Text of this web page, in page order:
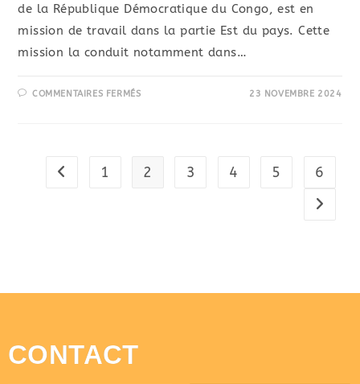
de la République Démocratique du Congo, est en
mission de travail dans la partie Est du pays. Cette
mission la conduit notamment dans…
COMMENTAIRES FERMÉS 23 NOVEMBRE 2024
1 2 3 4 5 6
CONTACT